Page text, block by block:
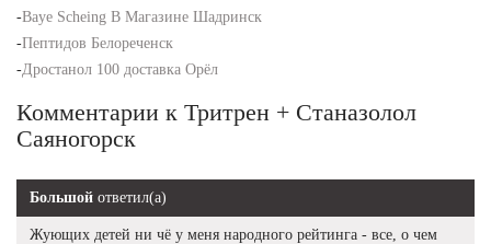
-Baye Scheing В Магазине Шадринск
-Пептидов Белореченск
-Дростанол 100 доставка Орёл
Комментарии к Тритрен + Станазолол
Саяногорск
Большой ответил(а)
Жующих детей ни чё у меня народного рейтинга - все, о чем